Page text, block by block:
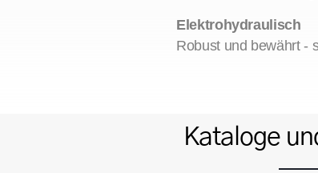
Elektrohydraulisch
Robust und bewährt -
Kataloge